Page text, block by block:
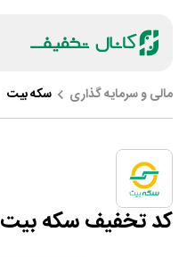
مالی و سرمایه گذاری سکه بیت
کد تخفیف سکه بیت